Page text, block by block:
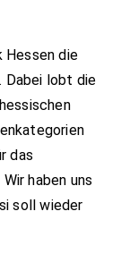
Hessen die
. Dabei lobt die
das
haben uns
soll wieder